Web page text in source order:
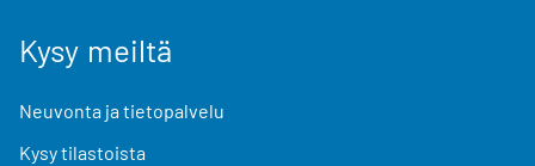
Kysy meiltä
Neuvonta ja tietopalvelu
Kysy tilastoista